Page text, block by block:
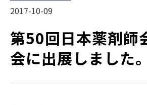
2017-10-09
第50回日本薬剤師
会に出展しました。